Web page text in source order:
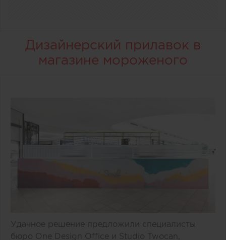
Дизайнерский прилавок в
магазине мороженого
Удачное решение предложили специалисты
бюро One Design Office и Studio Twocan,